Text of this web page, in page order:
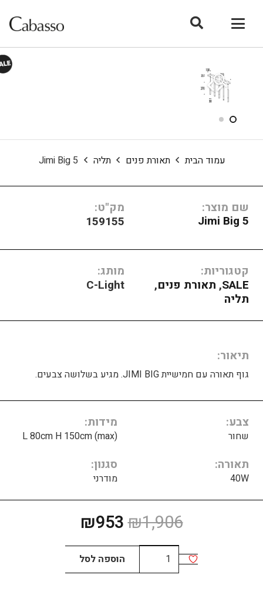
עמוד הבית תאורת פנים תליה Jimi Big 5
שם מוצר:
Jimi Big 5
מק"ט:
159155
קטגוריות:
SALE
, תאורת פנים,
תליה
מותג:
C-Light
תיאור
גוף תאורה עם חמישיית JIMI BIG. מגיע בשלושה צבעים.
צבע
שחור
מידות
L 80cm H 150cm (max)
תאורה
40W
סגנון
מודרני
₪1,906 המחיר
היה:
₪1,906.
₪953
הוא:
₪953.
כמות
של
הוספה לסל